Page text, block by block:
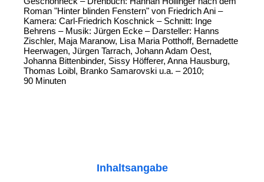
Roman "Hinter blinden Fenstern" von Friedrich Ani –
Kamera: Carl-Friedrich Koschnick – Schnitt: Inge
Behrens – Musik: Jürgen Ecke – Darsteller: Hanns
Zischler, Maja Maranow, Lisa Maria Potthoff, Bernadette
Heerwagen, Jürgen Tarrach, Johann Adam Oest,
Johanna Bittenbinder, Sissy Höfferer, Anna Hausburg,
Thomas Loibl, Branko Samarovski u.a. – 2010;
90 Minuten
Inhaltsangabe